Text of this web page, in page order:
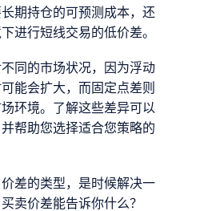
期持仓的可预测成本，还
进行短线交易的低价差。
同的市场状况，因为浮动
能会扩大，而固定点差则
环境。了解这些差异可以
帮助您选择适合您策略的
差的类型，是时候解决一
卖价差能告诉你什么？